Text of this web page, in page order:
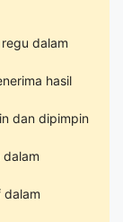
dalam
hasil
dan dipimpin
dalam
dalam